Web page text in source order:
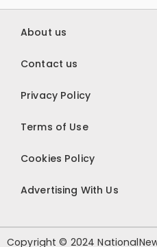
About us
Contact us
Privacy Policy
Terms of Use
Cookies Policy
Advertising With Us
Copyright © 2024